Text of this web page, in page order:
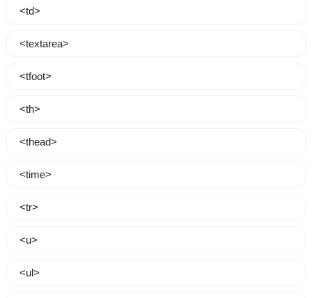
<td>
<textarea>
<tfoot>
<th>
<thead>
<time>
<tr>
<u>
<ul>